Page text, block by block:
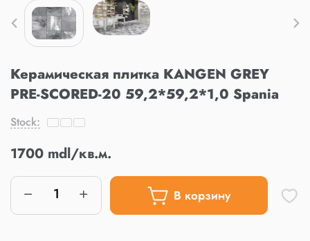
Керамическая плитка KANGEN GREY
PRE-SCORED-20 59,2*59,2*1,0 Spania
Stock:
1700 mdl/кв.м.
В корзину